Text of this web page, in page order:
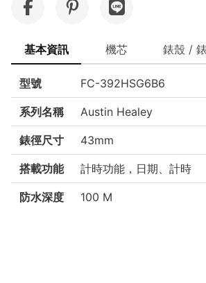
基本資訊 機芯 錶殼 /
型號 FC-392HSG6B6
系列名稱 Austin Healey
錶徑尺寸 43mm
搭載功能 計時功能，日期、計時
防水深度 100 M